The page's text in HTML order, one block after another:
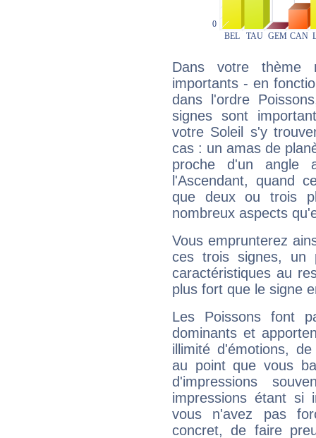
Dans votre thème
importants - en
dans l'ordre
signes sont
votre Soleil s'y
cas : un amas de
proche d'un
l'Ascendant, quand
que deux ou trois
nombreux aspects
Vous emprunterez
ces trois signes, un
caractéristiques au
plus fort que le signe
Les Poissons font
dominants et
illimité d'émotions,
au point que vous
d'impressions
impressions étant si
vous n'avez pas
concret, de faire